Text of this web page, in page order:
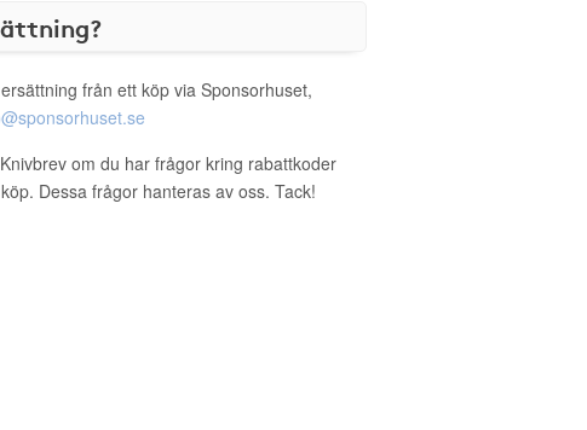
från ett köp via Sponsorhuset,
om du har frågor kring rabattkoder
Dessa frågor hanteras av oss. Tack!